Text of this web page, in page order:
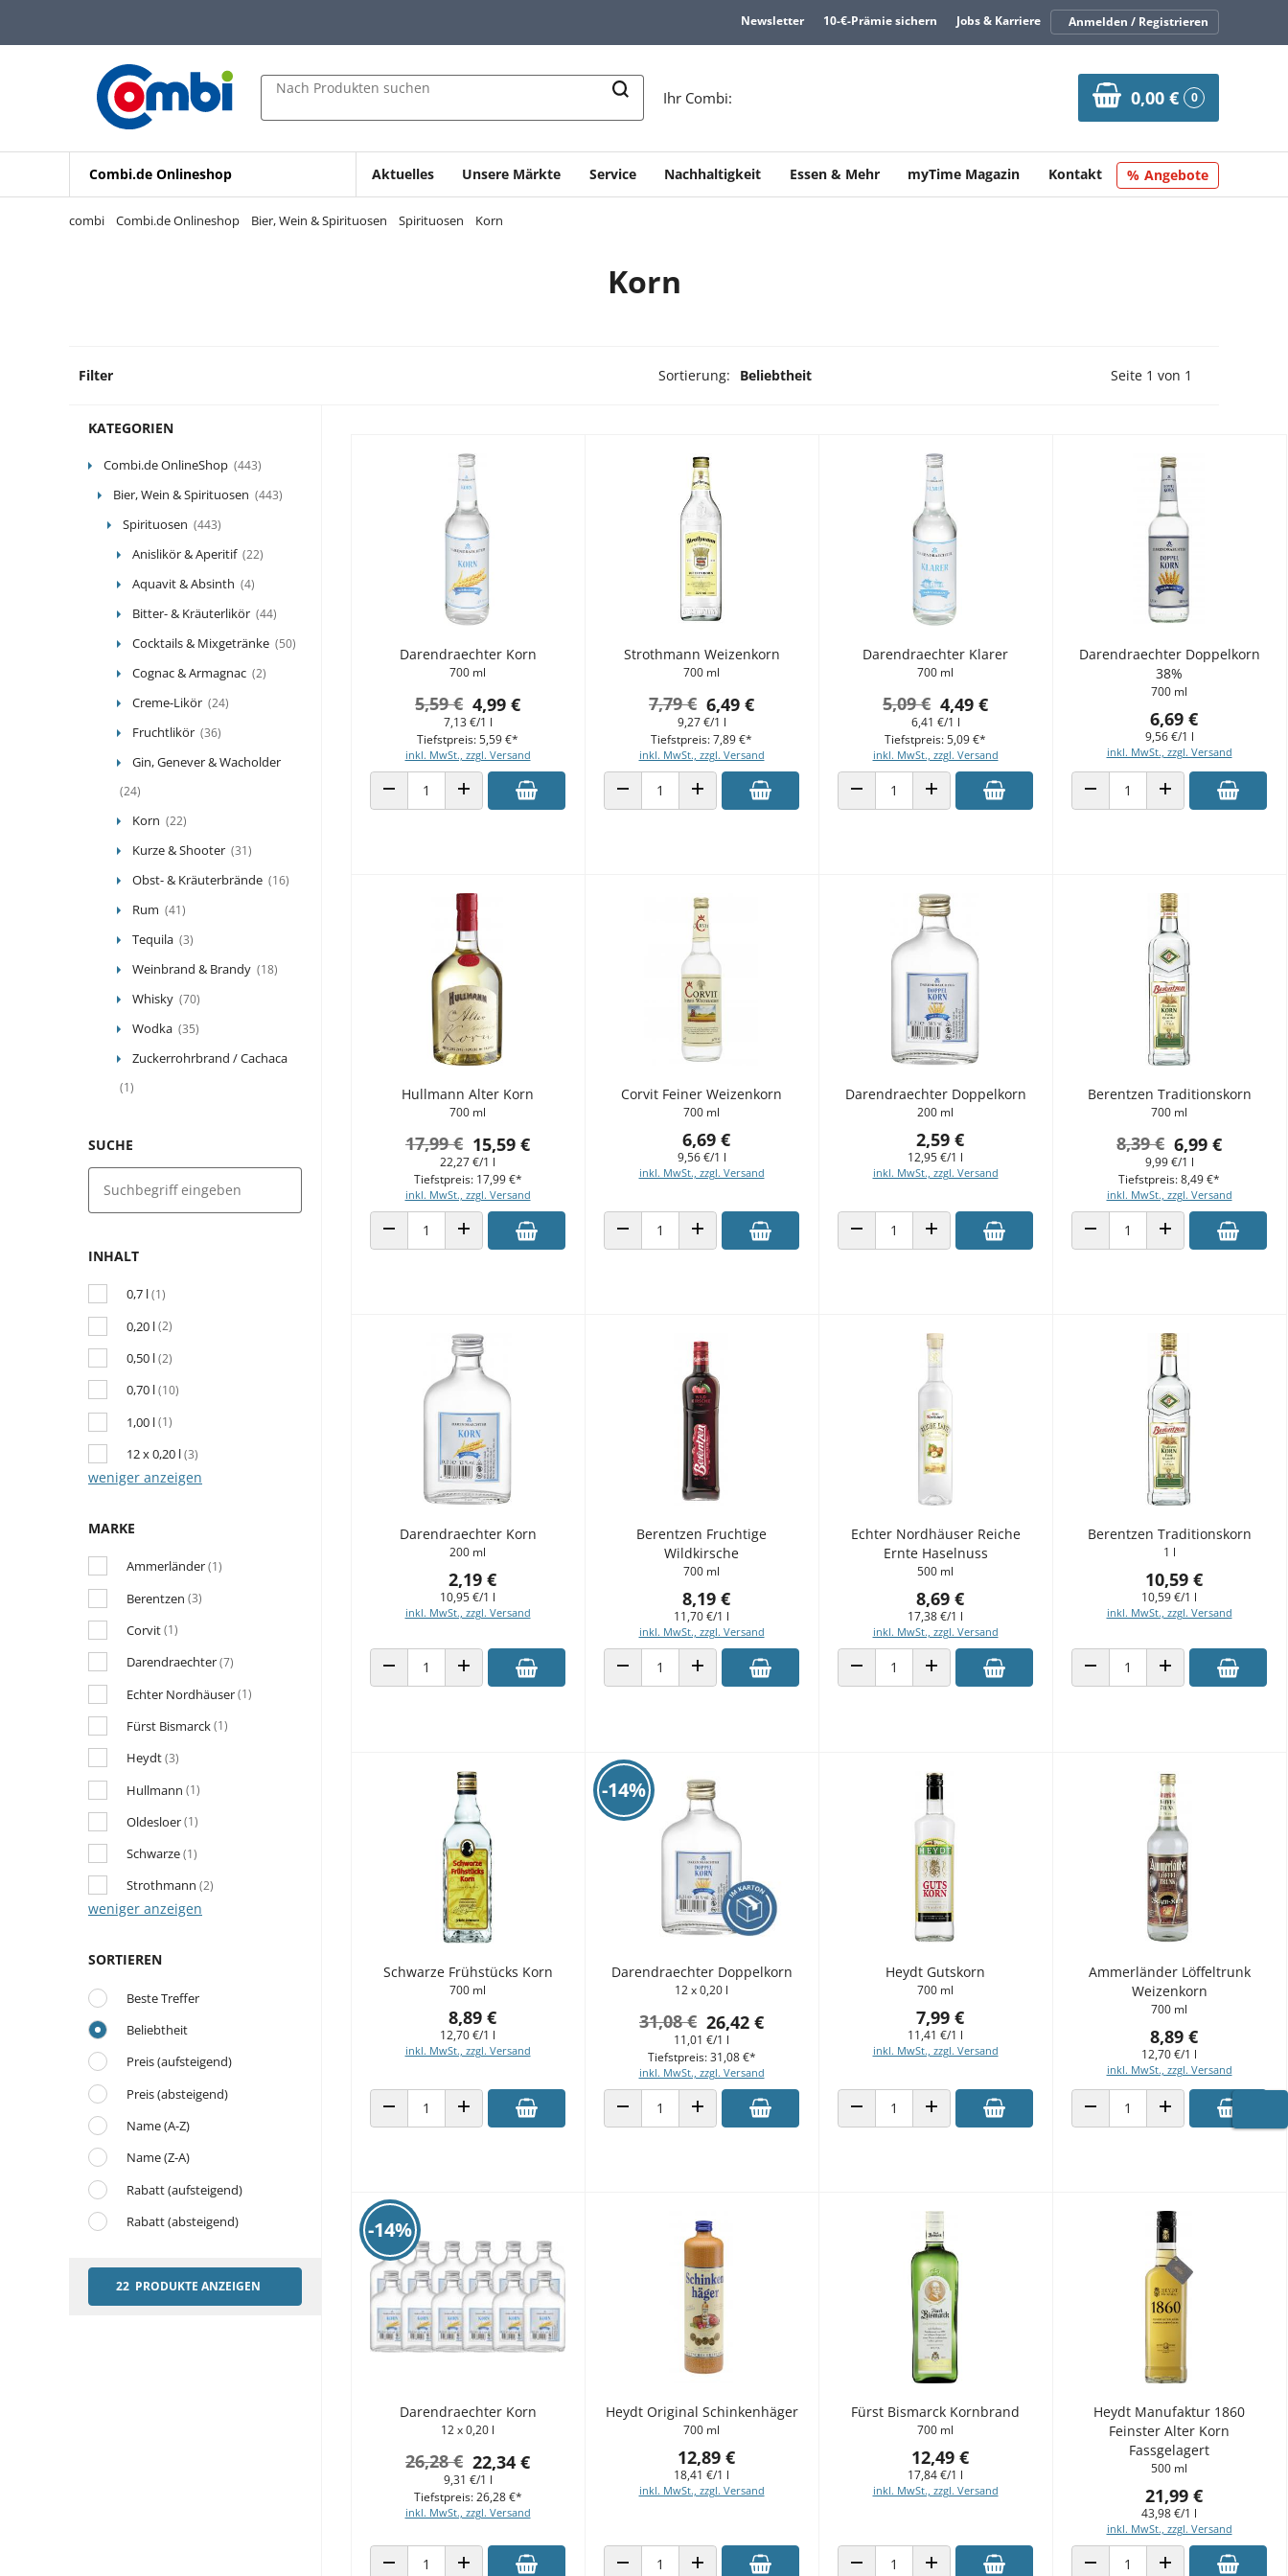
Zur Navigation springen
Zur Suche springen
Newsletter 10-€-Prämie sichern Jobs & Karriere Anmelden / Registrieren
Nach Produkten suchen
Ihr Combi: 0,00 € 0
Combi.de Onlineshop Aktuelles Unsere Märkte Service Nachhaltigkeit Essen & Mehr myTime Magazin Kontakt Angebote
combi Combi.de Onlineshop Bier, Wein & Spirituosen Spirituosen Korn
Korn
Filter Sortierung: Beliebtheit Vorherige Seite
Seite 1 von 1
KATEGORIEN
Combi.de OnlineShop (443)
Bier, Wein & Spirituosen (443)
Spirituosen (443)
Anislikör & Aperitif (22)
Aquavit & Absinth (4)
Bitter- & Kräuterlikör (44)
Cocktails & Mixgetränke (50)
Cognac & Armagnac (2)
Creme-Likör (24)
Fruchtlikör (36)
Gin, Genever & Wacholder
(24)
Korn (22)
Kurze & Shooter (31)
Obst- & Kräuterbrände (16)
Rum (41)
Tequila (3)
Weinbrand & Brandy (18)
Whisky (70)
Wodka (35)
Zuckerrohrbrand / Cachaca
(1)
SUCHE
INHALT
0,7 l(1)
0,20 l(2)
0,50 l(2)
0,70 l(10)
1,00 l(1)
12 x 0,20 l(3)
weniger anzeigen
MARKE
Ammerländer(1)
Berentzen (3)
Corvit(1)
Darendraechter(7)
Echter Nordhäuser(1)
Fürst Bismarck(1)
Heydt(3)
Hullmann (1)
Oldesloer(1)
Schwarze(1)
Strothmann (2)
weniger anzeigen
SORTIEREN
Beste Treffer
Beliebtheit
Preis (aufsteigend)
Preis (absteigend)
Name (A-Z)
Name (Z-A)
Rabatt (aufsteigend)
Rabatt (absteigend)
22 PRODUKTE ANZEIGEN
Darendraechter Korn
700 ml
4,99 €
5,59 €
7,13 €/1 l
inkl. MwSt., zzgl. Versand
Tiefstpreis: 5,59 €*
ANZAHL VERRINGERNANZAHL ERHÖHEN
Strothmann Weizenkorn
700 ml
6,49 €
7,79 €
9,27 €/1 l
inkl. MwSt., zzgl. Versand
Tiefstpreis: 7,89 €*
ANZAHL VERRINGERNANZAHL ERHÖHEN
Darendraechter Klarer
700 ml
4,49 €
5,09 €
6,41 €/1 l
inkl. MwSt., zzgl. Versand
Tiefstpreis: 5,09 €*
ANZAHL VERRINGERNANZAHL ERHÖHEN
Darendraechter Doppelkorn
38%
700 ml
6,69 €
9,56 €/1 l
inkl. MwSt., zzgl. Versand
ANZAHL VERRINGERNANZAHL ERHÖHEN
Hullmann Alter Korn
700 ml
15,59 €
17,99 €
22,27 €/1 l
inkl. MwSt., zzgl. Versand
Tiefstpreis: 17,99 €*
ANZAHL VERRINGERNANZAHL ERHÖHEN
Corvit Feiner Weizenkorn
700 ml
6,69 €
9,56 €/1 l
inkl. MwSt., zzgl. Versand
ANZAHL VERRINGERNANZAHL ERHÖHEN
Darendraechter Doppelkorn
200 ml
2,59 €
12,95 €/1 l
inkl. MwSt., zzgl. Versand
ANZAHL VERRINGERNANZAHL ERHÖHEN
Berentzen Traditionskorn
700 ml
6,99 €
8,39 €
9,99 €/1 l
inkl. MwSt., zzgl. Versand
Tiefstpreis: 8,49 €*
ANZAHL VERRINGERNANZAHL ERHÖHEN
Darendraechter Korn
200 ml
2,19 €
10,95 €/1 l
inkl. MwSt., zzgl. Versand
ANZAHL VERRINGERNANZAHL ERHÖHEN
Berentzen Fruchtige
Wildkirsche
700 ml
8,19 €
11,70 €/1 l
inkl. MwSt., zzgl. Versand
ANZAHL VERRINGERNANZAHL ERHÖHEN
Echter Nordhäuser Reiche
Ernte Haselnuss
500 ml
8,69 €
17,38 €/1 l
inkl. MwSt., zzgl. Versand
ANZAHL VERRINGERNANZAHL ERHÖHEN
Berentzen Traditionskorn
1 l
10,59 €
10,59 €/1 l
inkl. MwSt., zzgl. Versand
ANZAHL VERRINGERNANZAHL ERHÖHEN
Schwarze Frühstücks Korn
700 ml
8,89 €
12,70 €/1 l
inkl. MwSt., zzgl. Versand
ANZAHL VERRINGERNANZAHL ERHÖHEN
-14%
Darendraechter Doppelkorn
12 x 0,20 l
26,42 €
31,08 €
11,01 €/1 l
inkl. MwSt., zzgl. Versand
Tiefstpreis: 31,08 €*
ANZAHL VERRINGERNANZAHL ERHÖHEN
Heydt Gutskorn
700 ml
7,99 €
11,41 €/1 l
inkl. MwSt., zzgl. Versand
ANZAHL VERRINGERNANZAHL ERHÖHEN
Ammerländer Löffeltrunk
Weizenkorn
700 ml
8,89 €
12,70 €/1 l
inkl. MwSt., zzgl. Versand
ANZAHL VERRINGERNANZAHL ERHÖHEN
-14%
Darendraechter Korn
12 x 0,20 l
22,34 €
26,28 €
9,31 €/1 l
inkl. MwSt., zzgl. Versand
Tiefstpreis: 26,28 €*
Heydt Original Schinkenhäger
700 ml
12,89 €
18,41 €/1 l
inkl. MwSt., zzgl. Versand
Fürst Bismarck Kornbrand
700 ml
12,49 €
17,84 €/1 l
inkl. MwSt., zzgl. Versand
Heydt Manufaktur 1860
Feinster Alter Korn
Fassgelagert
500 ml
21,99 €
43,98 €/1 l
inkl. MwSt., zzgl. Versand